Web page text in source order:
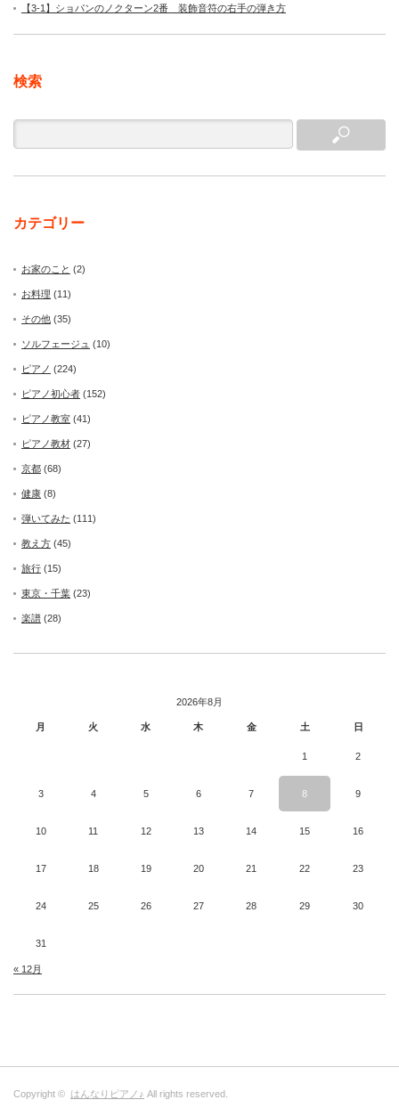
【3-1】ショパンのノクターン2番 装飾音符の右手の弾き方
検索
カテゴリー
お家のこと (2)
お料理 (11)
その他 (35)
ソルフェージュ (10)
ピアノ (224)
ピアノ初心者 (152)
ピアノ教室 (41)
ピアノ教材 (27)
京都 (68)
健康 (8)
弾いてみた (111)
教え方 (45)
旅行 (15)
東京・千葉 (23)
楽譜 (28)
2026年8月
月 火 水 木 金 土 日
1 2
3 4 5 6 7 8 9
10 11 12 13 14 15 16
17 18 19 20 21 22 23
24 25 26 27 28 29 30
31
« 12月
Copyright © はんなりピアノ♪ All rights reserved.